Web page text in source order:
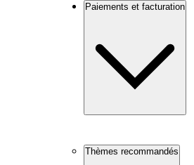
Paiements et facturation
Thèmes recommandés